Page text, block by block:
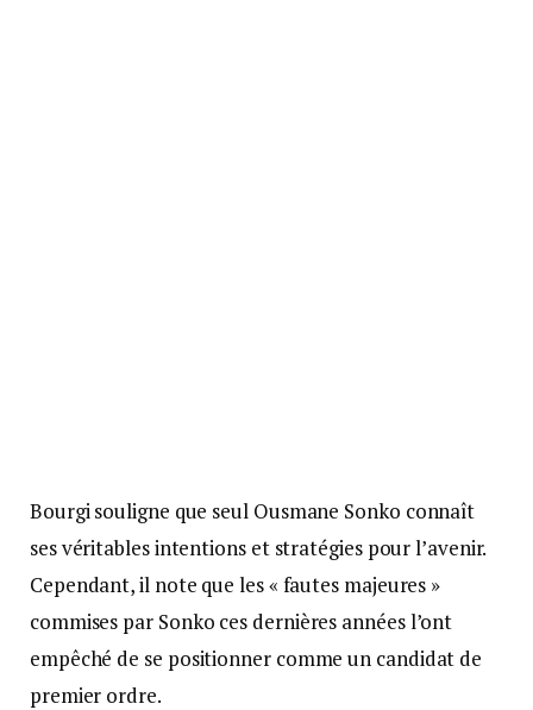
Bourgi souligne que seul Ousmane Sonko connaît
ses véritables intentions et stratégies pour l’avenir.
Cependant, il note que les « fautes majeures »
commises par Sonko ces dernières années l’ont
empêché de se positionner comme un candidat de
premier ordre.